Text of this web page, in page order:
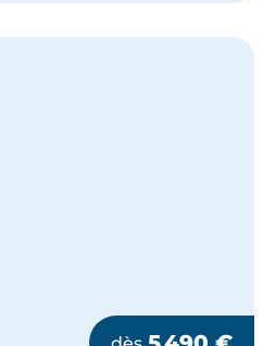
NAMIBIE